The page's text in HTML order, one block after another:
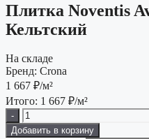
Плитка Noventis
Кельтский
На складе
Бренд: Crona
1 667 ₽/м²
Итого: 1 667 ₽/м²
-
Добавить в корзину